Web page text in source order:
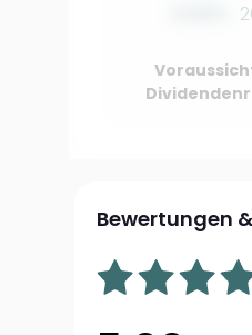
Bewertungen